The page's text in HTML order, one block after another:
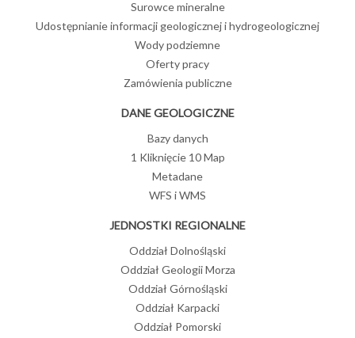
Surowce mineralne
Udostępnianie informacji geologicznej i hydrogeologicznej
Wody podziemne
Oferty pracy
Zamówienia publiczne
DANE GEOLOGICZNE
Bazy danych
1 Kliknięcie 10 Map
Metadane
WFS i WMS
JEDNOSTKI REGIONALNE
Oddział Dolnośląski
Oddział Geologii Morza
Oddział Górnośląski
Oddział Karpacki
Oddział Pomorski